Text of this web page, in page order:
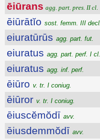
ēiūrans agg. part. pres. II cl.
ēiūrātĭo sost. femm. III decl.
eiuratūrūs agg. part. fut.
eiuratus agg. part. perf. I cl.
eiuratus agg. inf. perf.
ēiūro v. tr. I coniug.
ēiūror v. tr. I coniug.
ēiuscĕmŏdī avv.
ēiusdemmŏdī avv.